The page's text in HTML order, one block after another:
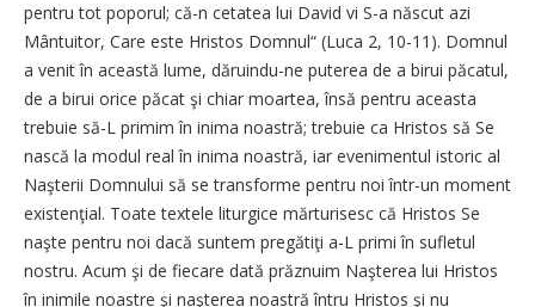
pentru tot poporul; că-n cetatea lui David vi S-a născut azi
Mântuitor, Care este Hristos Domnul“ (Luca 2, 10-11). Domnul
a venit în această lume, dăruindu-ne puterea de a birui păcatul,
de a birui orice păcat şi chiar moartea, însă pentru aceasta
trebuie să-L primim în inima noastră; trebuie ca Hristos să Se
nască la modul real în inima noastră, iar evenimentul istoric al
Naşterii Domnului să se transforme pentru noi într-un moment
existenţial. Toate textele liturgice mărturisesc că Hristos Se
naşte pentru noi dacă suntem pregătiţi a-L primi în sufletul
nostru. Acum şi de fiecare dată prăznuim Naşterea lui Hristos
în inimile noastre şi naşterea noastră întru Hristos şi nu